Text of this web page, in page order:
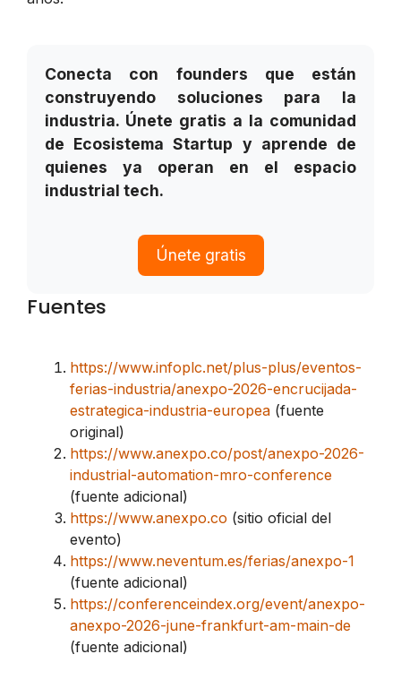
Conecta con founders que están
construyendo soluciones para la
industria. Únete gratis a la comunidad
de Ecosistema Startup y aprende de
quienes ya operan en el espacio
industrial tech.
Únete gratis
Fuentes
https://www.infoplc.net/plus-plus/eventos-
ferias-industria/anexpo-2026-encrucijada-
estrategica-industria-europea (fuente
original)
https://www.anexpo.co/post/anexpo-2026-
industrial-automation-mro-conference
(fuente adicional)
https://www.anexpo.co (sitio oficial del
evento)
https://www.neventum.es/ferias/anexpo-1
(fuente adicional)
https://conferenceindex.org/event/anexpo-
anexpo-2026-june-frankfurt-am-main-de
(fuente adicional)